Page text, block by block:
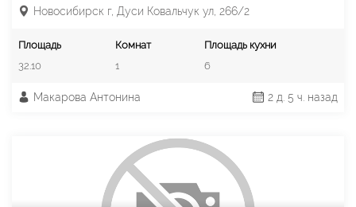
Новосибирск г, Дуси Ковальчук ул, 266/2
Площадь
32.10
Комнат
1
Площадь кухни
6
Макарова Антонина 2 д. 5 ч. назад